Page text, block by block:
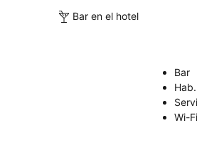
Bar en el hotel
Bar
Wi-Fi